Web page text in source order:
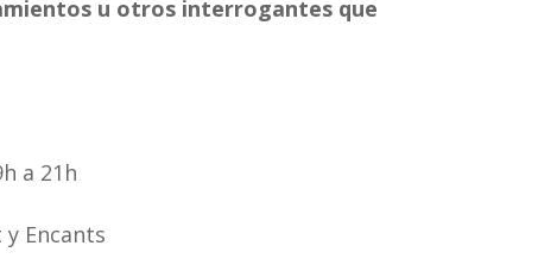
u otros interrogantes que
a 21h
y Encants